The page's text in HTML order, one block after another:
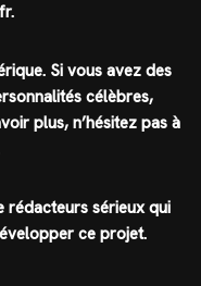
Si vous avez des
célèbres,
plus, n’hésitez pas à
rédacteurs sérieux qui
ce projet.